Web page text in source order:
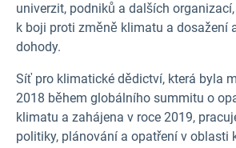
univerzit, podniků a dalších
k boji proti změně klimatu a dosažení
dohody.
Síť pro klimatické dědictví, která byla
2018 během globálního summitu o
klimatu a zahájena v roce 2019,
politiky, plánování a opatření v oblasti